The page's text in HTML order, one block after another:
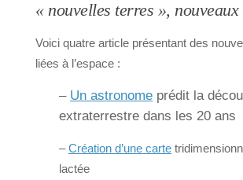
« nouvelles terres »,
Voici quatre article présentant des
liées à l’espace :
– Un astronome prédit la
extraterrestre dans les 20 ans
–Création d’une carte
lactée